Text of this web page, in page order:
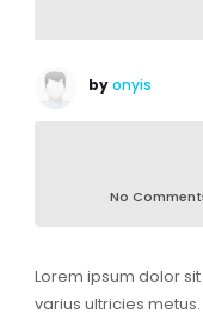
byonyis
No
Lorem ipsum dolor
varius ultricies